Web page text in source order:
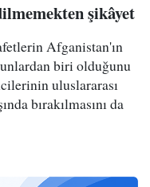
şikâyet
Afganistan'ın
biri olduğunu
uluslararası
bırakılmasını da